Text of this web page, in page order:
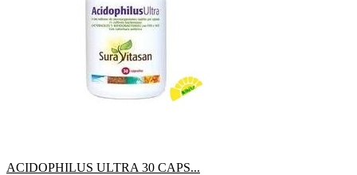
ACIDOPHILUS ULTRA 30 CAPS...